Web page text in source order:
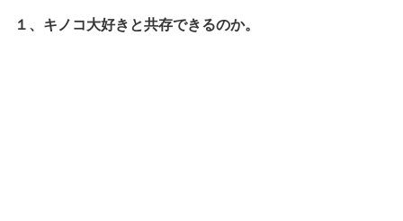
１、キノコ大好きと共存できるのか。